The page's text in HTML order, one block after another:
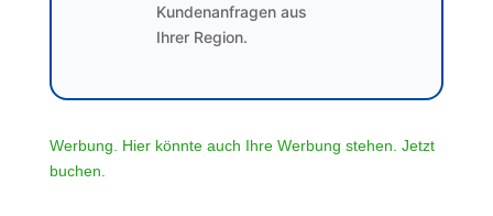
Kundenanfragen aus
Ihrer Region.
Werbung. Hier könnte auch Ihre Werbung stehen. Jetzt
buchen.